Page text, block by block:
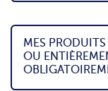
MES PRODUITS
OU